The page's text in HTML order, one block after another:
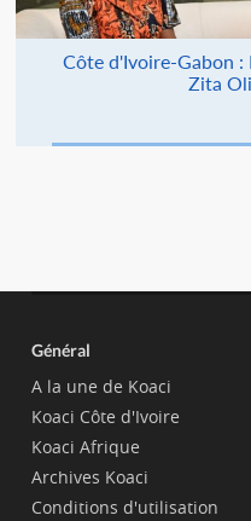
Côte d'Ivoire-Gabon
Zita
Général
A la une de Koaci
Koaci Côte d'Ivoire
Koaci Afrique
Archives Koaci
Conditions d'utilisation